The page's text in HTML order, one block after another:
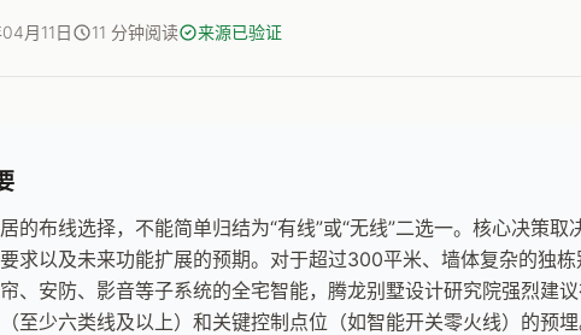
月11日 11 分钟阅读 来源已验证
的布线选择，不能简单归结为“有线”或“无线”二选一。核心决策取
求以及未来功能扩展的预期。对于超过300平米、墙体复杂的独
、安防、影音等子系统的全宅智能，腾龙别墅设计研究院强烈建
至少六类线及以上）和关键控制点位（如智能开关零火线）的预